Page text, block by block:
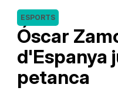
Óscar
d'Espanya
petanca
ESPORTS